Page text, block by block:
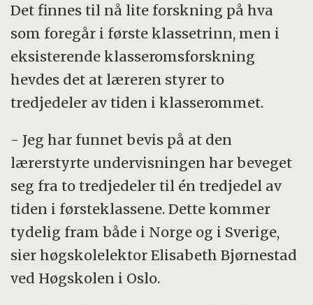
det med både skolefag og temabasert
undervisning, individuelt og i grupper.
Dagen har ofte denne typen struktur:
Samling, aktivitet/arbeidsøkt, matpause og
Skoledagen til seksåringene varer
gjennomsnitlig fire timer. Det gir i seg selv
begrensninger i antall aktiveter og
lærerstyre aktiviteter.
Det finnes til nå lite forskning på hva
som foregår i første klassetrinn, men i
eksisterende klasseromsforskning
hevdes det at læreren styrer to
tredjedeler av tiden i klasserommet.
- Jeg har funnet bevis på at den
lærerstyrte undervisningen har beveget
seg fra to tredjedeler til én tredjedel av
tiden i førsteklassene. Dette kommer
tydelig fram både i Norge og i Sverige,
sier høgskolelektor Elisabeth Bjørnestad
ved Høgskolen i Oslo.